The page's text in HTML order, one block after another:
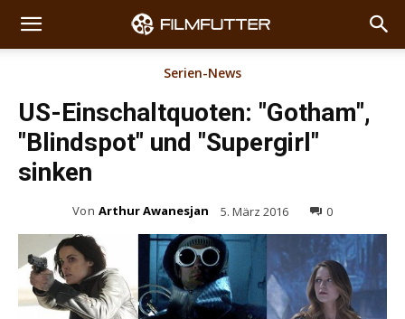
Serien-News
US-Einschaltquoten: "Gotham",
"Blindspot" und "Supergirl"
sinken
Von Arthur Awanesjan 5. März 2016 0